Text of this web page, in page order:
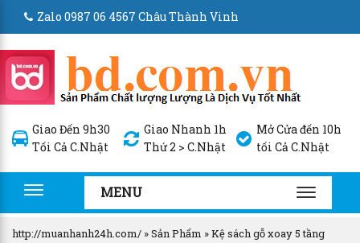
Zalo 0987 06 4567 Châu Thành Vinh
Giao Đến 9h30
Tối Cả C.Nhật
Giao Nhanh 1h
Thứ 2 > C.Nhật
Mở Cửa đến 10h
tối Cả C.Nhật
Toggle
navigation
MENU
TOGGLE
http://muanhanh24h.com/ »Sản Phẩm »Kệ sách gỗ xoay 5 tầng